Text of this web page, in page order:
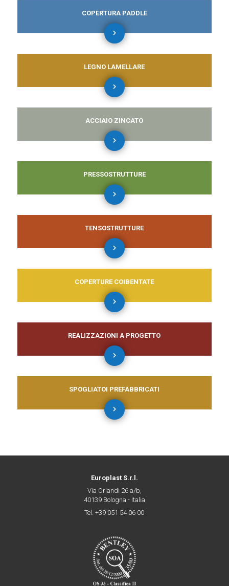
COPERTURA PADDLE
LEGNO LAMELLARE
ACCIAIO ZINCATO
PRESSOSTRUTTURE
TENSOSTRUTTURE
COPERTURE COIBENTATE
REALIZZAZIONI A PROGETTO
SPOGLIATOI PREFABBRICATI
Europlast S.r.l.
Via Orlandi 26 a/b,
40139 Bologna - Italia
Tel. +39 051 54 06 00